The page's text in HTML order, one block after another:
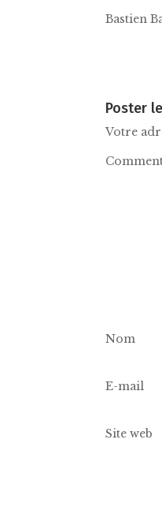
Bastien
Poster
Votre
Nom
E-mail
Site web